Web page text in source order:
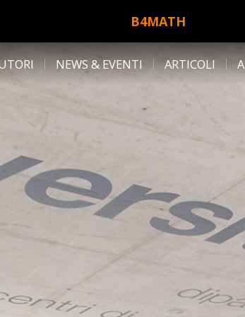
B4MATH
NEWS & EVENTI ARTICOLI